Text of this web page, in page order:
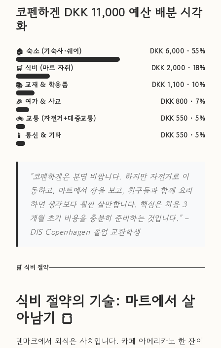
코펜하겐 DKK 11,000 예산 배분 시각
화
🏠 숙소 (기숙사·쉐어)
DKK 6,000 · 55%
🛒 식비 (마트 자취)
DKK 2,000 · 18%
📚 교재 & 학용품
DKK 1,100 · 10%
🎉 여가 & 사교
DKK 800 · 7%
🚲 교통 (자전거+대중교통)
DKK 550 · 5%
📱 통신 & 기타
DKK 550 · 5%
"코펜하겐은 분명 비쌉니다. 하지만 자전거로 이
동하고, 마트에서 장을 보고, 친구들과 함께 요리
하면 생각보다 훨씬 살만합니다. 핵심은 처음 3
개월 초기 비용을 충분히 준비하는 것입니다." –
DIS Copenhagen 졸업 교환학생
🛒 식비 절약
식비 절약의 기술: 마트에서 살
아남기 🍞
덴마크에서 외식은 사치입니다. 카페 아메리카노 한 잔이